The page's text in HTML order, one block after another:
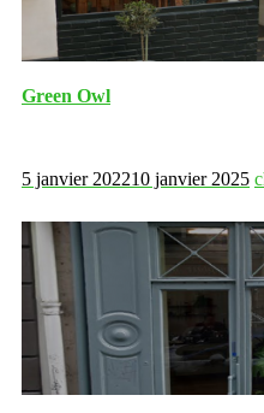
Green Owl
5 janvier 202210 janvier 2025